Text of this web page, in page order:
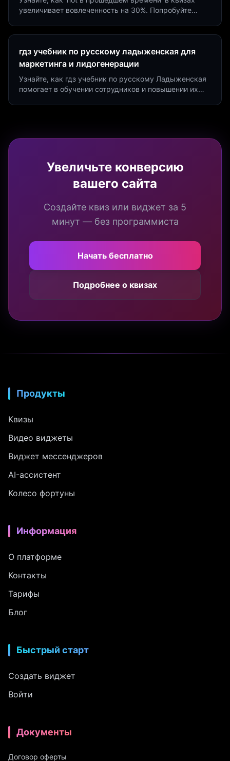
увеличивает вовлеченность на 30%. Попробуйте
гдз учебник по русскому ладыженская для
маркетинга и лидогенерации
Узнайте, как гдз учебник по русскому Ладыженская
помогает в обучении сотрудников и повышении их
Увеличьте конверсию
вашего сайта
Создайте квиз или виджет за 5
минут — без программиста
Начать бесплатно
Подробнее о квизах
Продукты
Квизы
Видео виджеты
Виджет мессенджеров
AI-ассистент
Колесо фортуны
Информация
О платформе
Контакты
Тарифы
Блог
Быстрый старт
Создать виджет
Войти
Документы
Договор оферты